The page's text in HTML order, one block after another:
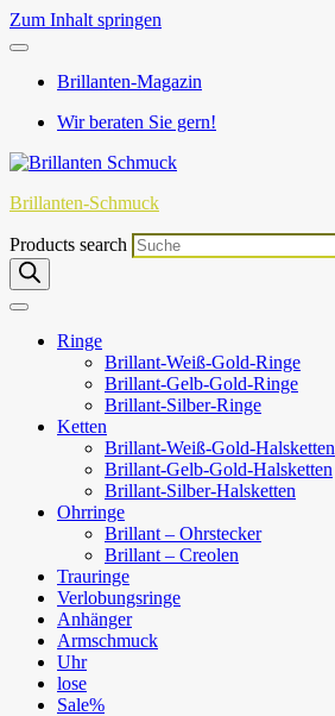
Zum Inhalt springen
Brillanten-Magazin
Wir beraten Sie gern!
Brillanten-Schmuck
Products search
Ringe
Brillant-Weiß-Gold-Ringe
Brillant-Gelb-Gold-Ringe
Brillant-Silber-Ringe
Ketten
Brillant-Weiß-Gold-Halsketten
Brillant-Gelb-Gold-Halsketten
Brillant-Silber-Halsketten
Ohrringe
Brillant – Ohrstecker
Brillant – Creolen
Trauringe
Verlobungsringe
Anhänger
Armschmuck
Uhr
lose
Sale%